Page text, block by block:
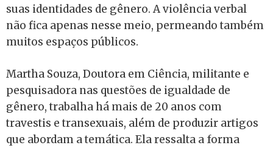
suas identidades de gênero. A violência verbal
não fica apenas nesse meio, permeando também
muitos espaços públicos.
Martha Souza, Doutora em Ciência, militante e
pesquisadora nas questões de igualdade de
gênero, trabalha há mais de 20 anos com
travestis e transexuais, além de produzir artigos
que abordam a temática. Ela ressalta a forma